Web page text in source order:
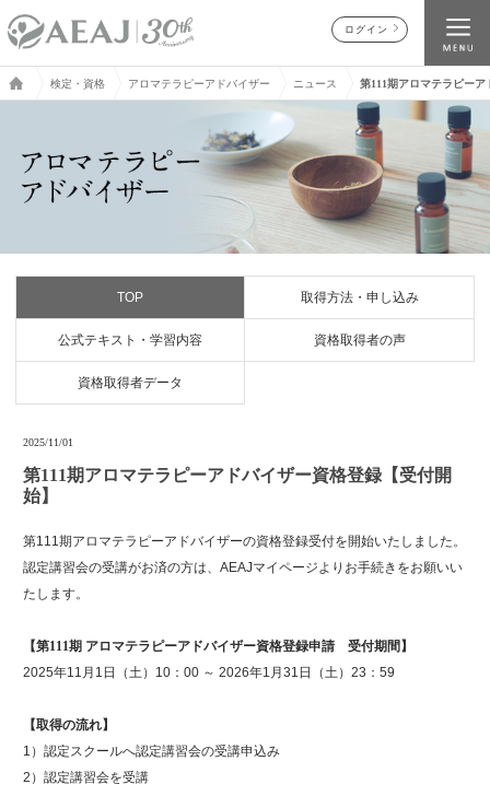
ログイン
検定・資格 アロマテラピーアドバイザー ニュース 第111期アロマテラピー
TOP 取得方法・申し込み
公式テキスト・学習内容 資格取得者の声
資格取得者データ
2025/11/01
第111期アロマテラピーアドバイザー資格登録【受付開
始】
第111期アロマテラピーアドバイザーの資格登録受付を開始いたしました。
認定講習会の受講がお済の方は、AEAJマイページよりお手続きをお願いい
たします。
【第111期 アロマテラピーアドバイザー資格登録申請 受付期間】
2025年11月1日（土）10：00 ～ 2026年1月31日（土）23：59
【取得の流れ】
1）認定スクールへ認定講習会の受講申込み
2）認定講習会を受講